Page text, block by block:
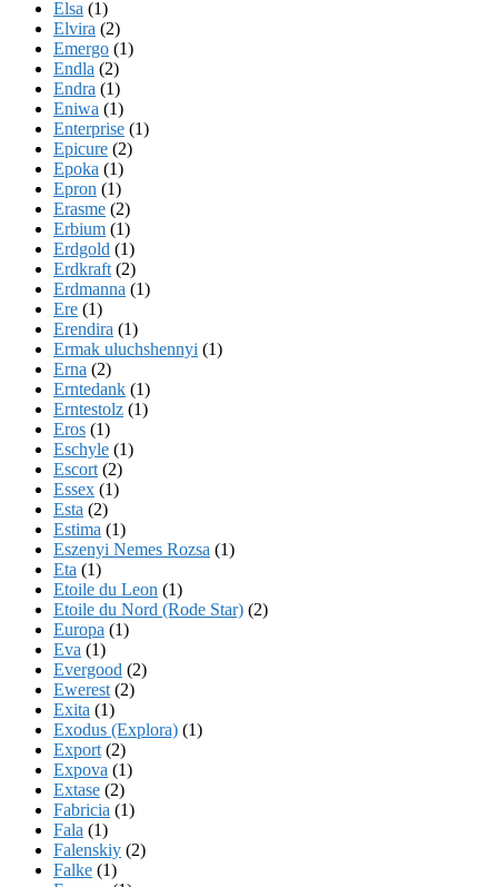
Elsa (1)
Elvira (2)
Emergo (1)
Endla (2)
Endra (1)
Eniwa (1)
Enterprise (1)
Epicure (2)
Epoka (1)
Epron (1)
Erasme (2)
Erbium (1)
Erdgold (1)
Erdkraft (2)
Erdmanna (1)
Ere (1)
Erendira (1)
Ermak uluchshennyi (1)
Erna (2)
Erntedank (1)
Erntestolz (1)
Eros (1)
Eschyle (1)
Escort (2)
Essex (1)
Esta (2)
Estima (1)
Eszenyi Nemes Rozsa (1)
Eta (1)
Etoile du Leon (1)
Etoile du Nord (Rode Star) (2)
Europa (1)
Eva (1)
Evergood (2)
Ewerest (2)
Exita (1)
Exodus (Explora) (1)
Export (2)
Expova (1)
Extase (2)
Fabricia (1)
Fala (1)
Falenskiy (2)
Falke (1)